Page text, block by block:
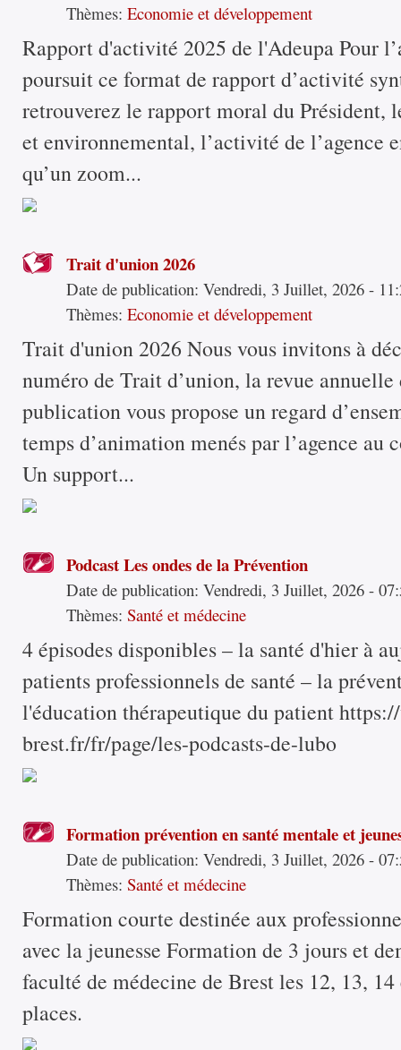
Thèmes:Economie et développement
Rapport d'activité 2025 de l'Adeupa Pour
poursuit ce format de rapport d’activité
retrouverez le rapport moral du Président,
et environnemental, l’activité de l’agence
qu’un zoom...
Trait d'union 2026
Date de publication:Vendredi, 3 Juillet, 2026 -
Thèmes:Economie et développement
Trait d'union 2026 Nous vous invitons à
numéro de Trait d’union, la revue annuelle
publication vous propose un regard
temps d’animation menés par l’agence au
Un support...
Podcast Les ondes de la Prévention
Date de publication:Vendredi, 3 Juillet, 2026 -
Thèmes:Santé et médecine
4 épisodes disponibles – la santé d'hier à
patients professionnels de santé – la
l'éducation thérapeutique du patient
brest.fr/fr/page/les-podcasts-de-lubo
Formation prévention en santé mentale et
Date de publication:Vendredi, 3 Juillet, 2026 -
Thèmes:Santé et médecine
Formation courte destinée aux
avec la jeunesse Formation de 3 jours et
faculté de médecine de Brest les 12, 13,
places.